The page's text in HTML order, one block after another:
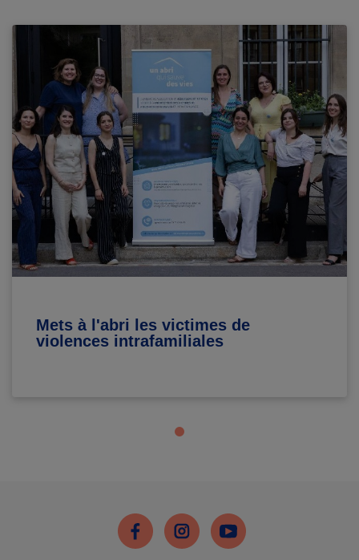
Mets à l'abri les victimes de
violences intrafamiliales
FacebookInstagramYoutube